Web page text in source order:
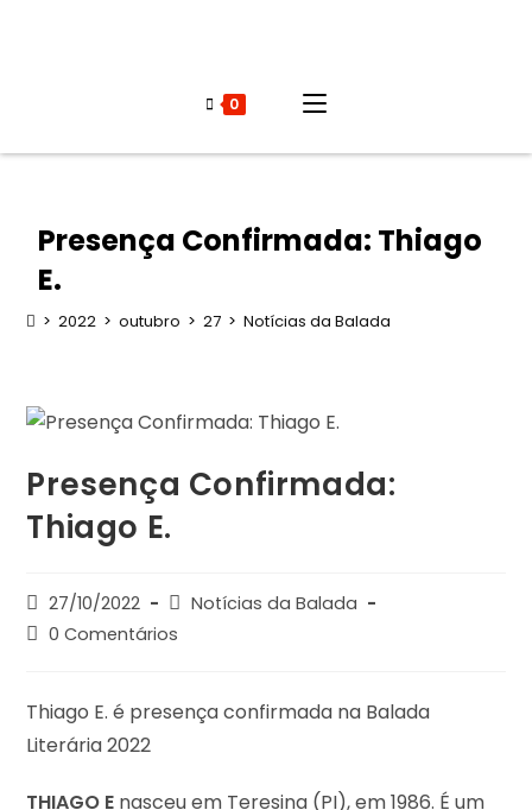
0
Presença Confirmada: Thiago
E.
> 2022 > outubro > 27 > Notícias da Balada
Presença Confirmada:
Thiago E.
27/10/2022
Notícias da Balada
0 Comentários
Thiago E. é presença confirmada na Balada
Literária 2022
THIAGO E nasceu em Teresina (PI), em 1986. É um